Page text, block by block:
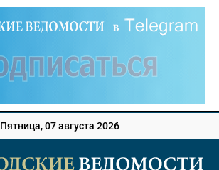
Пятница, 07 августа 2026